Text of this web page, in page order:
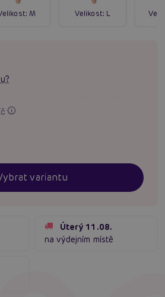
M Velikost: L
variantu
Úterý 11.08.
na výdejním místě